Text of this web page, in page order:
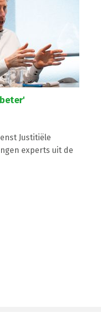
Justitiële
experts uit de